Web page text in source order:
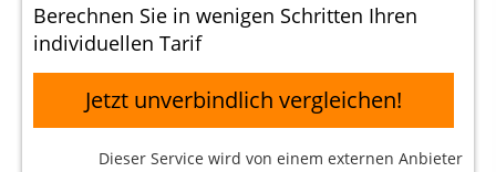
Berechnen Sie in wenigen Schritten Ihren
individuellen Tarif
Jetzt unverbindlich vergleichen!
Dieser Service wird von einem externen Anbieter